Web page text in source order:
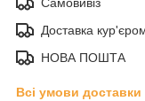
Самовивіз
Доставка
НОВА ПОШТА
Всі умови доставки